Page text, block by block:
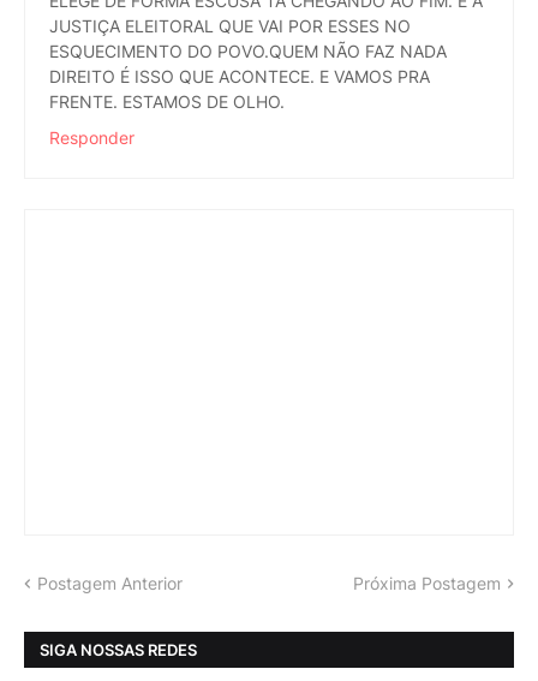
JUSTIÇA ELEITORAL QUE VAI POR ESSES NO
ESQUECIMENTO DO POVO.QUEM NÃO FAZ NADA
DIREITO É ISSO QUE ACONTECE. E VAMOS PRA
FRENTE. ESTAMOS DE OLHO.
Responder
Postagem Anterior Próxima Postagem
SIGA NOSSAS REDES